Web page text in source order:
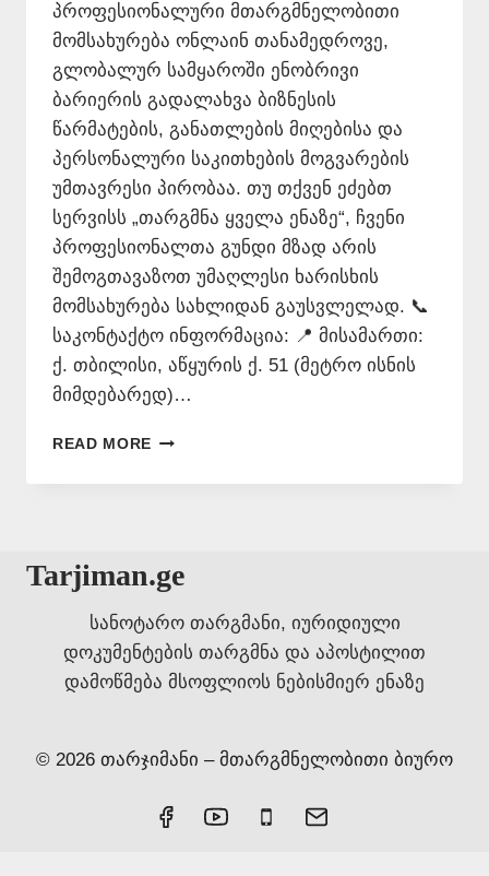
პროფესიონალური მთარგმნელობითი
მომსახურება ონლაინ თანამედროვე,
გლობალურ სამყაროში ენობრივი
ბარიერის გადალახვა ბიზნესის
წარმატების, განათლების მიღებისა და
პერსონალური საკითხების მოგვარების
უმთავრესი პირობაა. თუ თქვენ ეძებთ
სერვისს „თარგმნა ყველა ენაზე“, ჩვენი
პროფესიონალთა გუნდი მზად არის
შემოგთავაზოთ უმაღლესი ხარისხის
მომსახურება სახლიდან გაუსვლელად. 📞
საკონტაქტო ინფორმაცია: 📍 მისამართი:
ქ. თბილისი, აწყურის ქ. 51 (მეტრო ისნის
მიმდებარედ)…
READ MORE ᲗᲐᲠᲒᲛᲜᲐ
ᲔᲜᲐᲖᲔ
577
Tarjiman.ge
სანოტარო თარგმანი, იურიდიული
დოკუმენტების თარგმნა და აპოსტილით
დამოწმება მსოფლიოს ნებისმიერ ენაზე
© 2026 თარჯიმანი – მთარგმნელობითი ბიურო